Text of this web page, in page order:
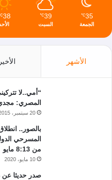
35
℃
الجمعة
39
℃
السبت
38
الأشهر
“أمي..لا
المصري:
20 سبتمبر، 2015
بالصور..
من 8:13 مايو
10 مايو، 2020
صدر حديثا عن